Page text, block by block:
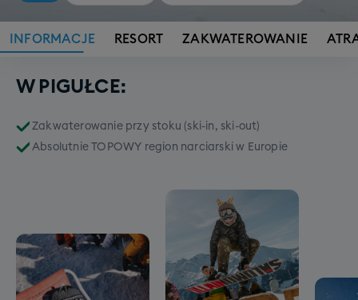
INFORMACJE RESORT ZAKWATEROWANIE
W PIGUŁCE:
Zakwaterowanie przy stoku (ski-in, ski-out)
Absolutnie TOPOWY region narciarski w Europie